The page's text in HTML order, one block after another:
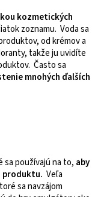
kozmetických
zoznamu. Voda sa
od krémov a
takže ju uvidíte
Často sa
mnohých ďalších
používajú na to, aby
produktu. Veľa
sa navzájom